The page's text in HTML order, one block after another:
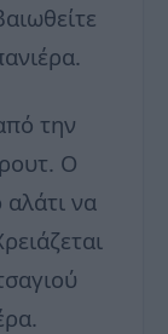
την
Ο
να